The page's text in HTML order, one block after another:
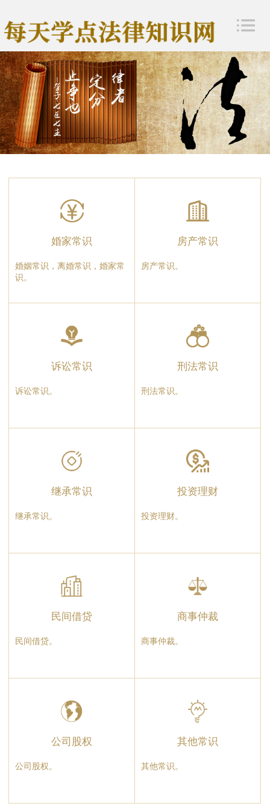
婚家常识
婚姻常识，离婚常识，婚家常
识。
房产常识
房产常识。
诉讼常识
诉讼常识。
刑法常识
刑法常识。
继承常识
继承常识。
投资理财
投资理财。
民间借贷
民间借贷。
商事仲裁
商事仲裁。
公司股权
公司股权。
其他常识
其他常识。